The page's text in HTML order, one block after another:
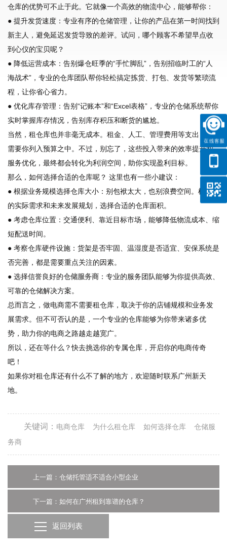
仓库的优势可不止于此。它就像一个高效的物流中心，能够帮你：
● 提升发货速度：专业有序的仓储管理，让你的产品在第一时间找到
新主人，避免延迟发货导致的差评。试问，哪个顾客不希望早点收
到心仪的宝贝呢？
● 降低运营成本：告别爆仓旺季的“手忙脚乱”，告别招临时工的“人
海战术”，专业的仓库团队帮你轻松搞定拣货、打包、发货等繁琐流
程，让你省心省力。
● 优化库存管理：告别“记账本”和“Excel表格”，专业的仓储系统帮你
实时掌握库存情况，告别库存积压和断货的尴尬。
当然，租仓库也并非毫无成本。租金、人工、管理费用等支出，都
需要你列入预算之中。不过，别忘了，这些投入带来的效率提升和
服务优化，最终都会转化为利润空间，助你实现盈利目标。
那么，如何选择合适的仓库呢？ 这里也有一些小建议：
● 根据业务规模选择仓库大小：别包袱太大，也别浪费空间。根据你
的实际需求和未来发展规划，选择合适的仓库面积。
● 考虑仓库位置：交通便利、靠近目标市场，能够降低物流成本、缩
短配送时间。
● 考察仓库硬件设施：货架是否牢固、温湿度是否适宜、安保系统是
否完善，都是需要重点关注的因素。
● 选择信誉良好的仓储服务商 ：专业的服务团队能够为你提供高效、
可靠的仓储解决方案。
总而言之，做电商需不需要租仓库，取决于你的店铺规模和业务发
展需求。但不可否认的是，一个专业的仓库能够为你带来诸多优
势，助力你的电商之路越走越宽广。
所以，还在等什么？快去挑选你的专属仓库，开启你的电商传奇
吧！
如果你对租仓库还有什么不了解的地方，欢迎随时联系广州新天
地。
关键词： 电商仓库 为什么租仓库 如何选择仓库
仓储服
务商
上一篇：仓储托管适不适合小型企业
下一篇：如何在广州租到靠谱的仓库？
返回列表